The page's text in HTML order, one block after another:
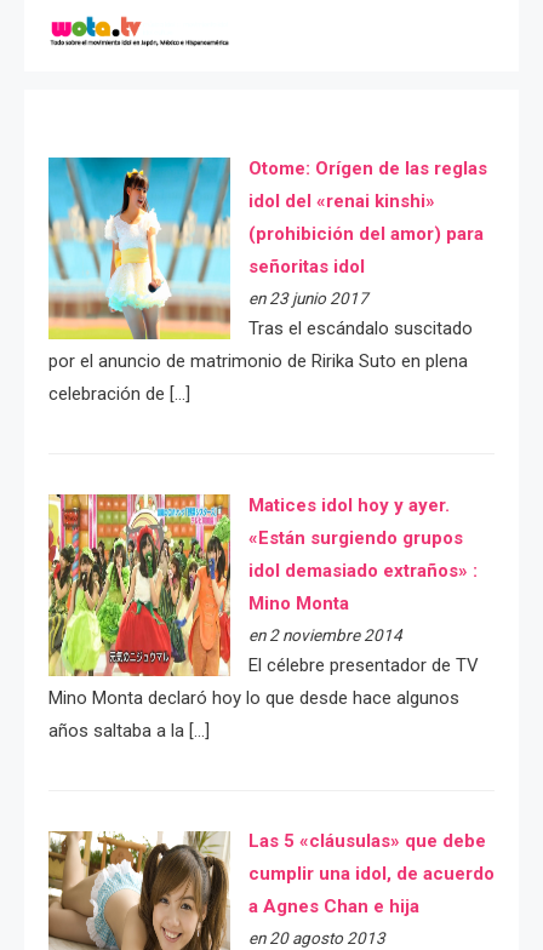
Otome: Orígen de las reglas
idol del «renai kinshi»
(prohibición del amor) para
señoritas idol
en 23 junio 2017
Tras el escándalo suscitado
por el anuncio de matrimonio de Ririka Suto en plena
celebración de […]
Matices idol hoy y ayer.
«Están surgiendo grupos
idol demasiado extraños» :
Mino Monta
en 2 noviembre 2014
El célebre presentador de TV
Mino Monta declaró hoy lo que desde hace algunos
años saltaba a la […]
Las 5 «cláusulas» que debe
cumplir una idol, de acuerdo
a Agnes Chan e hija
en 20 agosto 2013